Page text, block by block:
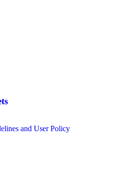
and User Policy